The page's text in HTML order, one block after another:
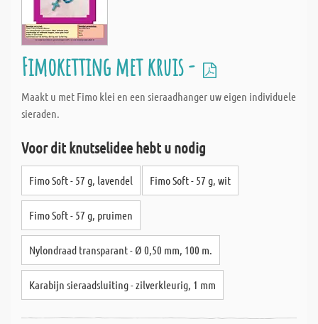
Fimoketting met kruis -
Maakt u met Fimo klei en een sieraadhanger uw eigen individuele
sieraden.
Voor dit knutselidee hebt u nodig
Fimo Soft - 57 g, lavendel Fimo Soft - 57 g, wit
Fimo Soft - 57 g, pruimen
Nylondraad transparant - Ø 0,50 mm, 100 m.
Karabijn sieraadsluiting - zilverkleurig, 1 mm